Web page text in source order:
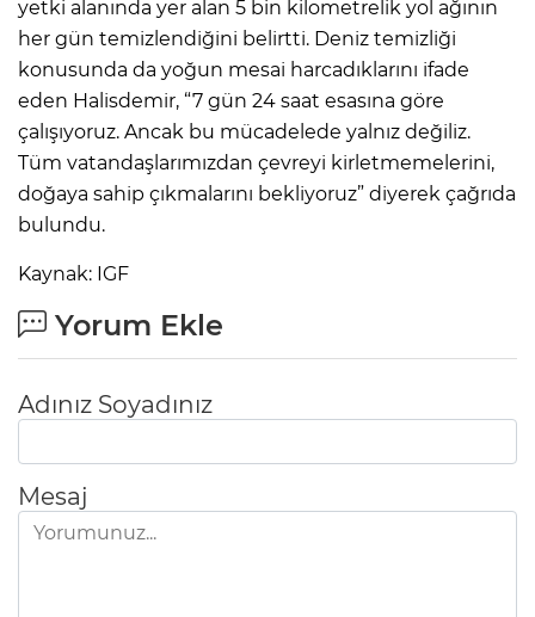
yetki alanında yer alan 5 bin kilometrelik yol ağının
her gün temizlendiğini belirtti. Deniz temizliği
konusunda da yoğun mesai harcadıklarını ifade
eden Halisdemir, “7 gün 24 saat esasına göre
çalışıyoruz. Ancak bu mücadelede yalnız değiliz.
Tüm vatandaşlarımızdan çevreyi kirletmemelerini,
doğaya sahip çıkmalarını bekliyoruz” diyerek çağrıda
bulundu.
Kaynak: IGF
Yorum Ekle
Adınız Soyadınız
Mesaj